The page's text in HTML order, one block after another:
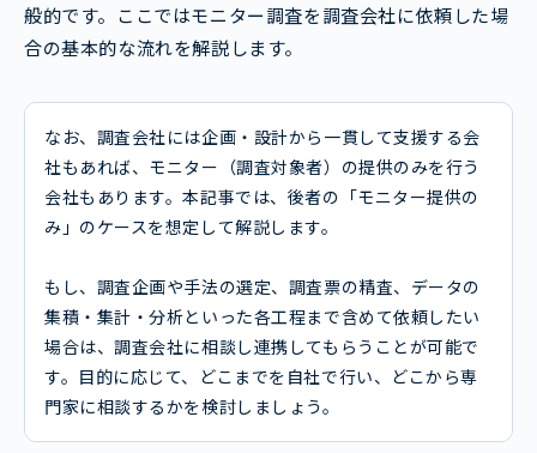
般的です。ここではモニター調査を調査会社に依頼した場
合の基本的な流れを解説します。
なお、調査会社には企画・設計から一貫して支援する会
社もあれば、モニター（調査対象者）の提供のみを行う
会社もあります。本記事では、後者の「モニター提供の
み」のケースを想定して解説します。
もし、調査企画や手法の選定、調査票の精査、データの
集積・集計・分析といった各工程まで含めて依頼したい
場合は、調査会社に相談し連携してもらうことが可能で
す。目的に応じて、どこまでを自社で行い、どこから専
門家に相談するかを検討しましょう。